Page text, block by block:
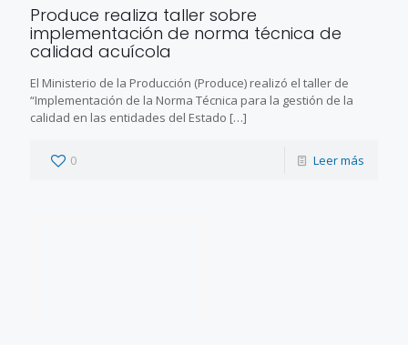
Produce realiza taller sobre
implementación de norma técnica de
calidad acuícola
El Ministerio de la Producción (Produce) realizó el taller de
“Implementación de la Norma Técnica para la gestión de la
calidad en las entidades del Estado […]
0 Leer más